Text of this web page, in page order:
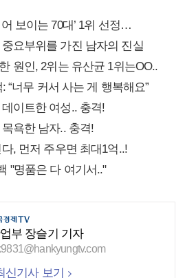
보이는 70대’ 1위 선정…
요부위를 가진 남자의 진실
원인, 2위는 유산균 1위는OO..
“너무 커서 사는 게 행복해요”
이트한 여성.. 충격!
욕한 남자.. 충격!
, 먼저 주우면 최대1억..!
"명품은 다 여기서.."
부 장슬기 기자
신기사 보기